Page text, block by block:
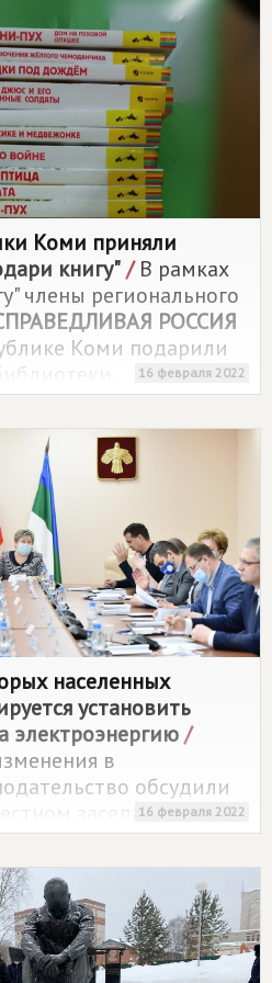
организаций
в ноябре 2020 года.
вместо
партия
базовый
микрокредитование
банков
Коми приняли
книгу"/В рамках
члены регионального
РОССИЯ
Коми подарили
16 февраля 2022
населенных
установить
электроэнергию/
в
обсудили
заседании
Коми по бюджету,
политике и
по вопросам
хозяйства
16 февраля 2022